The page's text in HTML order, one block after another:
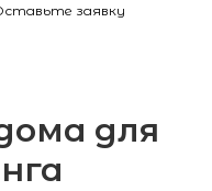
заявку
для